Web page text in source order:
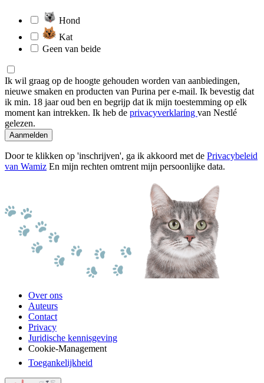
Hond
Kat
Geen van beide
Ik wil graag op de hoogte gehouden worden van aanbiedingen,
nieuwe smaken en producten van Purina per e-mail. Ik bevestig dat
ik min. 18 jaar oud ben en begrijp dat ik mijn toestemming op elk
moment kan intrekken. Ik heb de privacyverklaring van Nestlé
gelezen.
Aanmelden
Door te klikken op 'inschrijven', ga ik akkoord met de Privacybeleid
van Wamiz En mijn rechten omtrent mijn persoonlijke data.
Over ons
Auteurs
Contact
Privacy
Juridische kennisgeving
Cookie-Management
Toegankelijkheid